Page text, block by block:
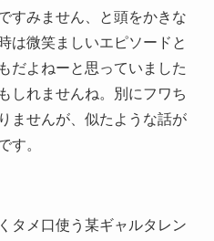
すみません、と頭をかきな
は微笑ましいエピソードと
だよねーと思っていました
しれませんね。別にフワち
ませんが、似たような話が
す。
タメ口使う某ギャルタレン